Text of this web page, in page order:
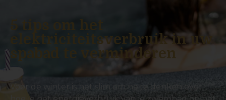
5 tips om het
elektriciteitsverbruik in uw
spabad te verminderen
Voor de winter is het slim om na te denken over